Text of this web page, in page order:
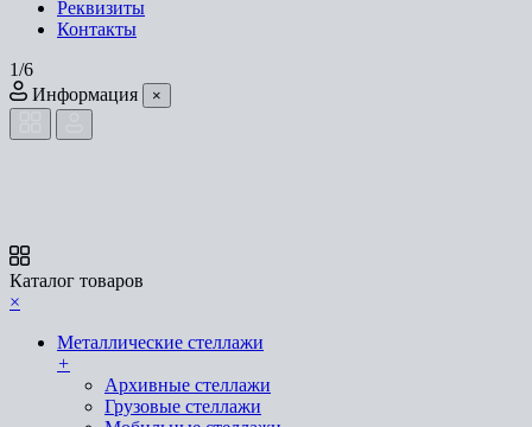
Реквизиты
Контакты
1/6
Информация
×
Каталог товаров
×
Металлические стеллажи
+
Архивные стеллажи
Грузовые стеллажи